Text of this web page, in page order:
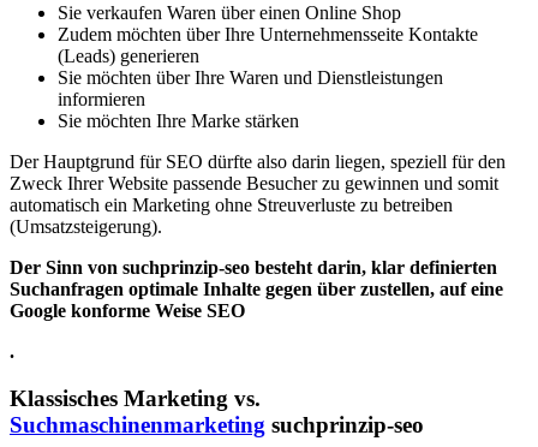
Sie verkaufen Waren über einen Online Shop
Zudem möchten über Ihre Unternehmensseite Kontakte
(Leads) generieren
Sie möchten über Ihre Waren und Dienstleistungen
informieren
Sie möchten Ihre Marke stärken
Der Hauptgrund für SEO dürfte also darin liegen, speziell für den
Zweck Ihrer Website passende Besucher zu gewinnen und somit
automatisch ein Marketing ohne Streuverluste zu betreiben
(Umsatzsteigerung).
Der Sinn von suchprinzip-seo besteht darin, klar definierten
Suchanfragen optimale Inhalte gegen über zustellen, auf eine
Google konforme Weise SEO
.
Klassisches Marketing vs.
Suchmaschinenmarketing suchprinzip-seo